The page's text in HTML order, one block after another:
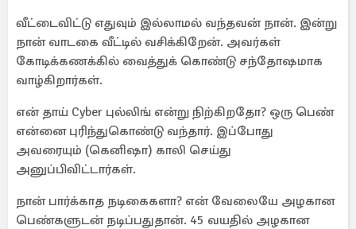
வீட்டைவிட்டு எதுவும் இல்லாமல் வந்தவன் நான். இன்று
நான் வாடகை வீட்டில் வசிக்கிறேன். அவர்கள்
கோடிக்கணக்கில் வைத்துக் கொண்டு சந்தோஷமாக
வாழ்கிறார்கள்.
என் தாய் Cyber புல்லிங் என்று நிற்கிறதோ? ஒரு பெண்
என்னை புரிந்துகொண்டு வந்தார். இப்போது
அவரையும் (கெனிஷா) காலி செய்து
அனுப்பிவிட்டார்கள்.
நான் பார்க்காத நடிகைகளா? என் வேலையே அழகான
பெண்களுடன் நடிப்பதுதான். 45 வயதில் அழகான